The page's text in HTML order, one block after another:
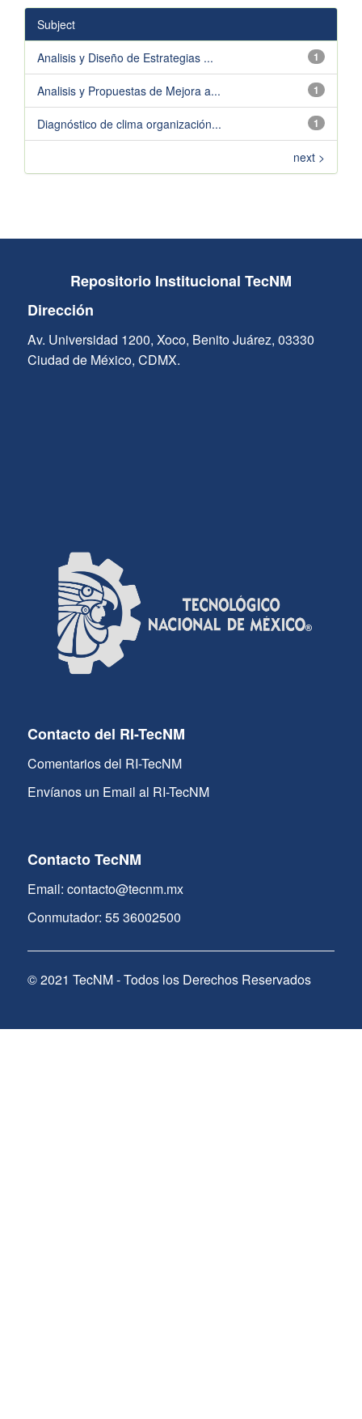
Subject
1
Analisis y Diseño de Estrategias ...
1
Analisis y Propuestas de Mejora a...
1
Diagnóstico de clima organización...
next >
Repositorio Institucional TecNM
Dirección
Av. Universidad 1200, Xoco, Benito Juárez, 03330
Ciudad de México, CDMX.
Contacto del RI-TecNM
Comentarios del RI-TecNM
Envíanos un Email al RI-TecNM
Contacto TecNM
Email: contacto@tecnm.mx
Conmutador: 55 36002500
© 2021 TecNM - Todos los Derechos Reservados